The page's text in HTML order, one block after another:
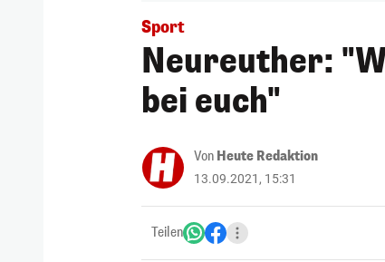
Sport
Neureuther:
bei euch"
Von Heute Redaktion
13.09.2021, 15:31
Teilen